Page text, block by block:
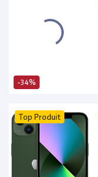
-34%
Top Produit